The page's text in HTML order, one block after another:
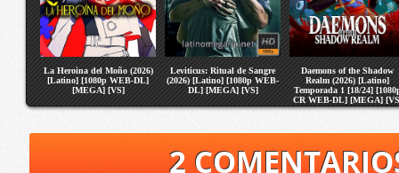
La Heroina del Moño (2026)
[Latino] [1080p WEB-DL]
[MEGA] [VS]
Leviticus: Ritual de Sangre
(2026) [Latino] [1080p WEB-
DL] [MEGA] [VS]
Daemons of the Shadow
Realm (2026) [Latino]
Temporada 1 [18/24]
CR WEB-DL] [MEGA]
2